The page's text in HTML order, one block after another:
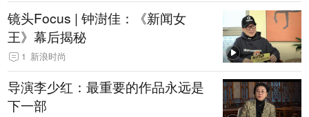
镜头Focus | 钟澍佳：《新闻女
王》幕后揭秘
1 新浪时尚
导演李少红：最重要的作品永远是
下一部